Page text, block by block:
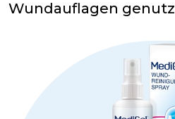
Wundauflagen